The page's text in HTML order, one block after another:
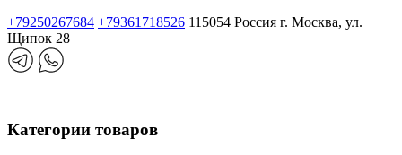
+79250267684 +79361718526 115054 Россия г. Москва, ул.
Щипок 28
Категории товаров